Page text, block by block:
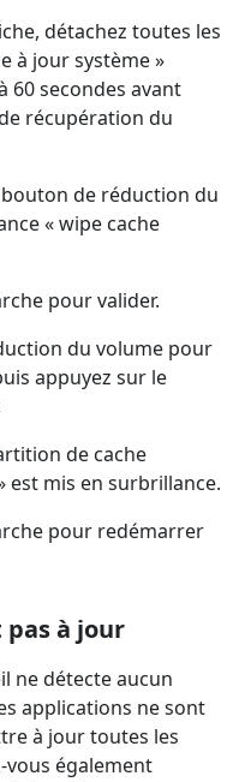
détachez toutes les
à jour système »
60 secondes avant
récupération du
de réduction du
« wipe cache
pour valider.
du volume pour
appuyez sur le
de cache
est mis en surbrillance.
pour redémarrer
pas à jour
ne détecte aucun
applications ne sont
à jour toutes les
vous également